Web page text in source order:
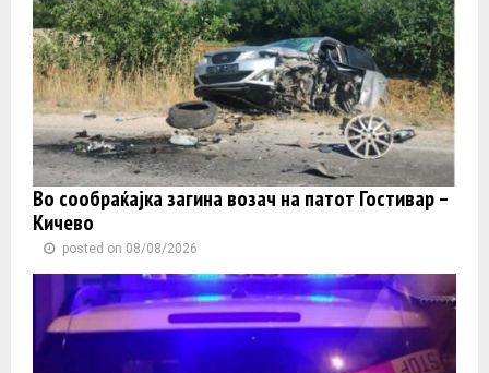
Во сообраќајка загина возач на патот Гостивар –
Кичево
posted on 08/08/2026